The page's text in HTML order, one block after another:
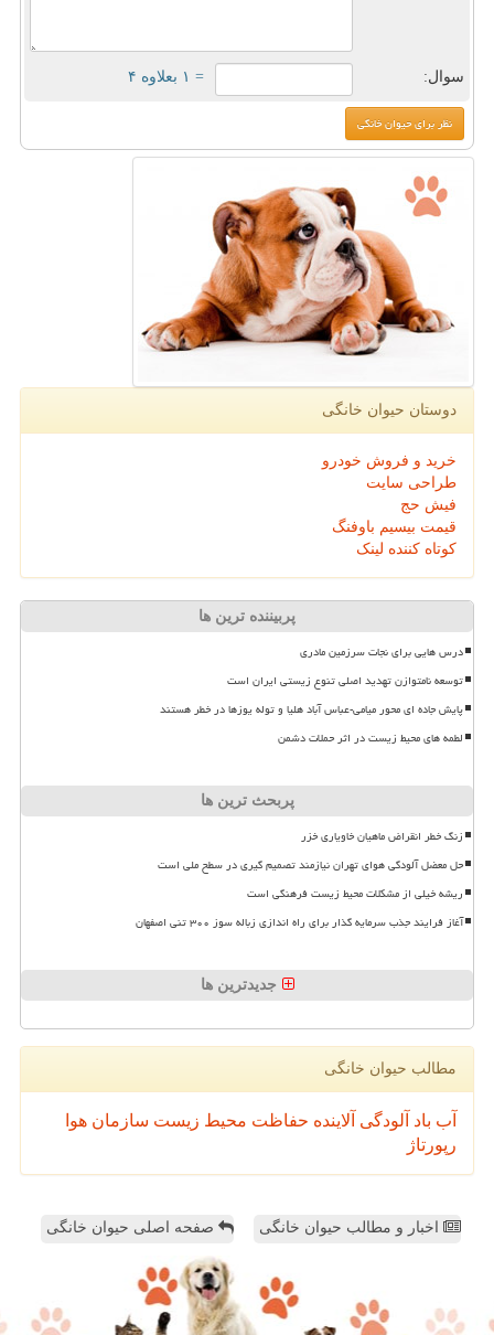
سوال: = ۱ بعلاوه ۴
دوستان حیوان خانگی
خرید و فروش خودرو
طراحی سایت
فیش حج
قیمت بیسیم باوفنگ
کوتاه کننده لینک
پربیننده ترین ها
درس هایی برای نجات سرزمین مادری
توسعه نامتوازن تهدید اصلی تنوع زیستی ایران است
پایش جاده ای محور میامی-عباس آباد هلیا و توله یوزها در خطر هستند
لطمه های محیط زیست در اثر حملات دشمن
پربحث ترین ها
زنگ خطر انقراض ماهیان خاویاری خزر
حل معضل آلودگی هوای تهران نیازمند تصمیم گیری در سطح ملی است
ریشه خیلی از مشکلات محیط زیست فرهنگی است
آغاز فرایند جذب سرمایه گذار برای راه اندازی زباله سوز ۳۰۰ تنی اصفهان
جدیدترین ها
مطالب حیوان خانگی
آب باد آلودگی آلاینده حفاظت محیط زیست سازمان هوا
رپورتاژ
اخبار و مطالب حیوان خانگی صفحه اصلی حیوان خانگی